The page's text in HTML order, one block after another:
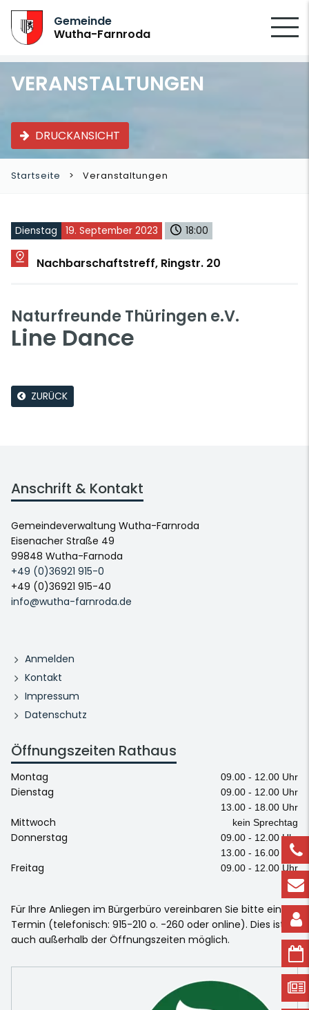
Gemeinde
Wutha-Farnroda
VERANSTALTUNGEN
DRUCKANSICHT
Startseite Veranstaltungen
Dienstag 19. September 2023 18:00
Nachbarschaftstreff, Ringstr. 20
Naturfreunde Thüringen e.V.
Line Dance
ZURÜCK
Anschrift & Kontakt
Gemeindeverwaltung Wutha-Farnroda
Eisenacher Straße 49
99848 Wutha-Farnoda
+49 (0)36921 915-0
+49 (0)36921 915-40
info@wutha-farnroda.de
Anmelden
Kontakt
Impressum
Datenschutz
Öffnungszeiten Rathaus
Montag 09.00 - 12.00 Uhr
Dienstag
09.00 - 12.00 Uhr
13.00 - 18.00 Uhr
Mittwoch kein Sprechtag
Donnerstag
09.00 - 12.00 Uhr
13.00 - 16.00 Uhr
Freitag 09.00 - 12.00 Uhr
Für Ihre Anliegen im Bürgerbüro vereinbaren Sie bitte einen
Termin (telefonisch: 915-210 o. -260 oder online). Dies ist
auch außerhalb der Öffnungszeiten möglich.